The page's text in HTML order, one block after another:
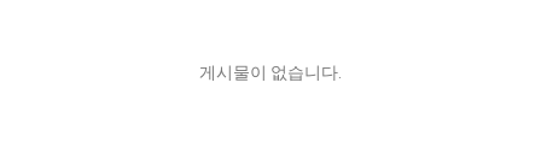
게시물이 없습니다.